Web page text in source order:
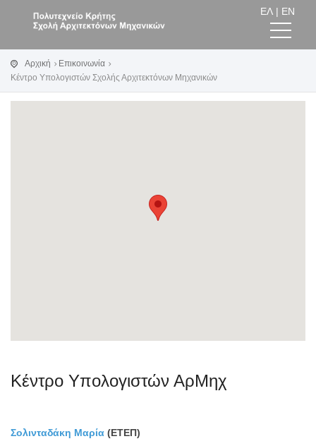
ΕΛ | EN
Αρχική
Επικοινωνία
Κέντρο Υπολογιστών Σχολής Αρχιτεκτόνων Μηχανικών
Κέντρο Υπολογιστών ΑρΜηχ
Σολινταδάκη Μαρία (ΕΤΕΠ)